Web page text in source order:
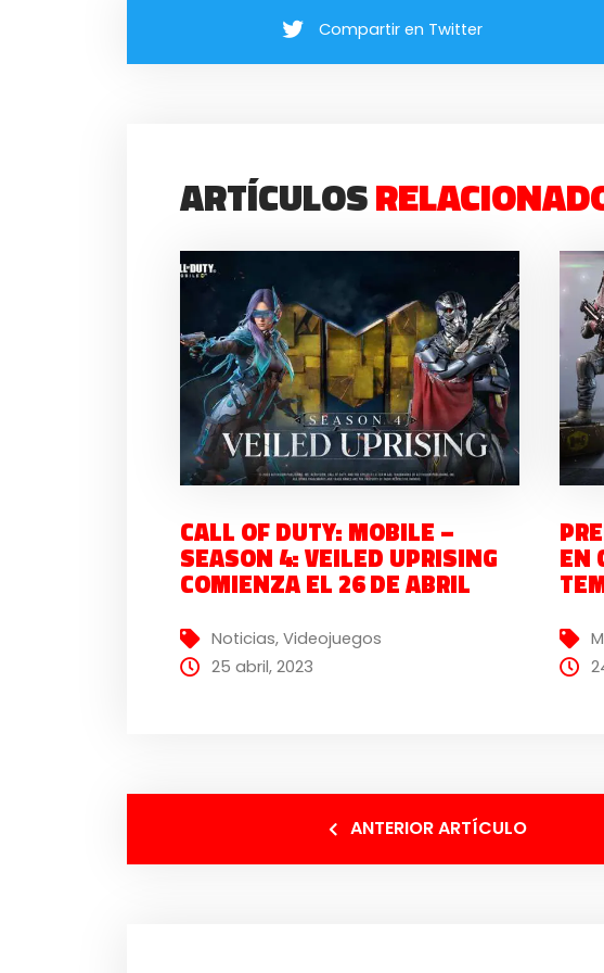
Compartir en Twitter
ARTÍCULOS
CALL OF DUTY: MOBILE –
SEASON 4: VEILED UPRISING
COMIENZA EL 26 DE ABRIL
Noticias,Videojuegos
25 abril, 2023
EN
ANTERIOR ARTÍCULO